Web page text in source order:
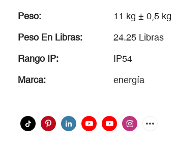
Peso:
11 kg ± 0,5 kg
Peso En Libras:
24.25 Libras
Rango IP:
IP54
Marca:
energía